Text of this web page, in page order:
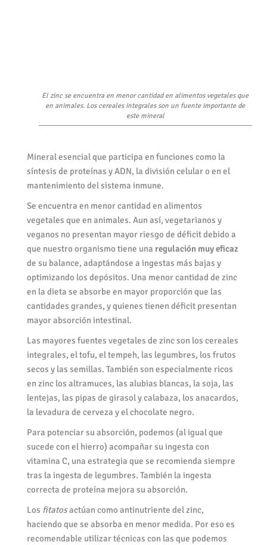
El zinc se encuentra en menor cantidad en alimentos vegetales que
en animales. Los cereales integrales son un fuente importante de
este mineral
Mineral esencial que participa en funciones como la
síntesis de proteínas y ADN, la división celular o en el
mantenimiento del sistema inmune.
Se encuentra en menor cantidad en alimentos
vegetales que en animales. Aun así, vegetarianos y
veganos no presentan mayor riesgo de déficit debido a
que nuestro organismo tiene una regulación muy eficaz
de su balance, adaptándose a ingestas más bajas y
optimizando los depósitos. Una menor cantidad de zinc
en la dieta se absorbe en mayor proporción que las
cantidades grandes, y quienes tienen déficit presentan
mayor absorción intestinal.
Las mayores fuentes vegetales de zinc son los cereales
integrales, el tofu, el tempeh, las legumbres, los frutos
secos y las semillas. También son especialmente ricos
en zinc los altramuces, las alubias blancas, la soja, las
lentejas, las pipas de girasol y calabaza, los anacardos,
la levadura de cerveza y el chocolate negro.
Para potenciar su absorción, podemos (al igual que
sucede con el hierro) acompañar su ingesta con
vitamina C, una estrategia que se recomienda siempre
tras la ingesta de legumbres. También la ingesta
correcta de proteína mejora su absorción.
Los fitatosactúan como antinutriente del zinc,
haciendo que se absorba en menor medida. Por eso es
recomendable utilizar técnicas con las que podemos